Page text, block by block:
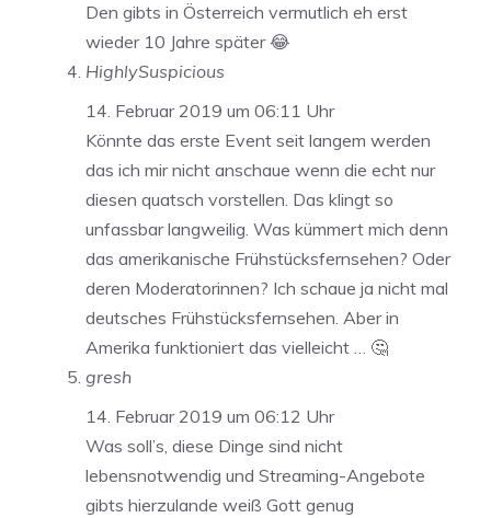
Den gibts in Österreich vermutlich eh erst
wieder 10 Jahre später 😂
HighlySuspicious
14. Februar 2019 um 06:11 Uhr
Könnte das erste Event seit langem werden
das ich mir nicht anschaue wenn die echt nur
diesen quatsch vorstellen. Das klingt so
unfassbar langweilig. Was kümmert mich denn
das amerikanische Frühstücksfernsehen? Oder
deren Moderatorinnen? Ich schaue ja nicht mal
deutsches Frühstücksfernsehen. Aber in
Amerika funktioniert das vielleicht … 🤔
gresh
14. Februar 2019 um 06:12 Uhr
Was soll’s, diese Dinge sind nicht
lebensnotwendig und Streaming-Angebote
gibts hierzulande weiß Gott genug